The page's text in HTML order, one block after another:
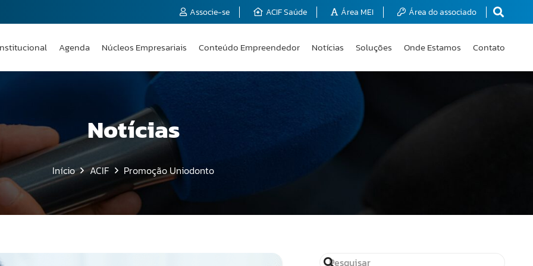
Associe-se ACIF Saúde Área MEI Área do associado
Agenda Núcleos Empresariais Conteúdo Empreendedor Notícias Soluções Onde Estamos Contato
Notícias
Início ACIF Promoção Uniodonto